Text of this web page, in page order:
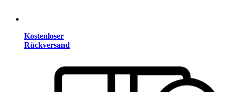
Kostenloser
Rückversand